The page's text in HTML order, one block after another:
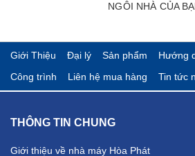
NGÔI NHÀ CỦA
Giới Thiệu Đại lý Sản phẩm Hướng
Công trình
Liên hệ mua hàng Tin tức
THÔNG TIN CHUNG
Giới thiệu về nhà máy Hòa Phát